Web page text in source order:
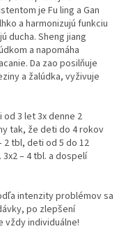
je Fu ling a Gan
a harmonizujú funkciu
ducha. Sheng jiang
a napomáha
Da zao posilňuje
a žalúdka, vyživuje
3 let 3x denne 2
tak, že deti do 4 rokov
2 tbl, deti od 5 do 12
– 4 tbl. a dospelí
intenzity problémov sa
po zlepšení
vždy individuálne!